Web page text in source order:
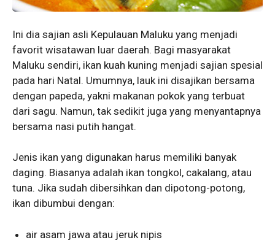
Ini dia sajian asli Kepulauan Maluku yang menjadi
favorit wisatawan luar daerah. Bagi masyarakat
Maluku sendiri, ikan kuah kuning menjadi sajian spesial
pada hari Natal. Umumnya, lauk ini disajikan bersama
dengan papeda, yakni makanan pokok yang terbuat
dari sagu. Namun, tak sedikit juga yang menyantapnya
bersama nasi putih hangat.
Jenis ikan yang digunakan harus memiliki banyak
daging. Biasanya adalah ikan tongkol, cakalang, atau
tuna. Jika sudah dibersihkan dan dipotong-potong,
ikan dibumbui dengan:
air asam jawa atau jeruk nipis